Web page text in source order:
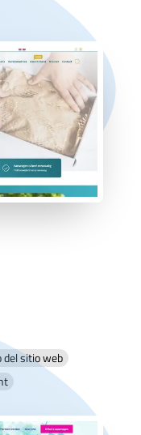
sitio web